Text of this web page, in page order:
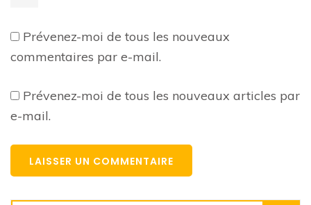
Prévenez-moi de tous les nouveaux
commentaires par e-mail.
Prévenez-moi de tous les nouveaux articles par
e-mail.